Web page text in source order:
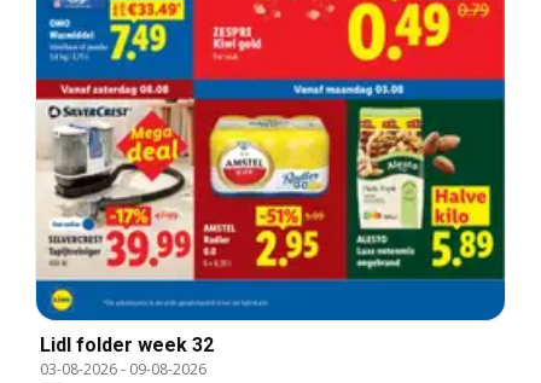
Lidl folder week 32
03-08-2026- 09-08-2026